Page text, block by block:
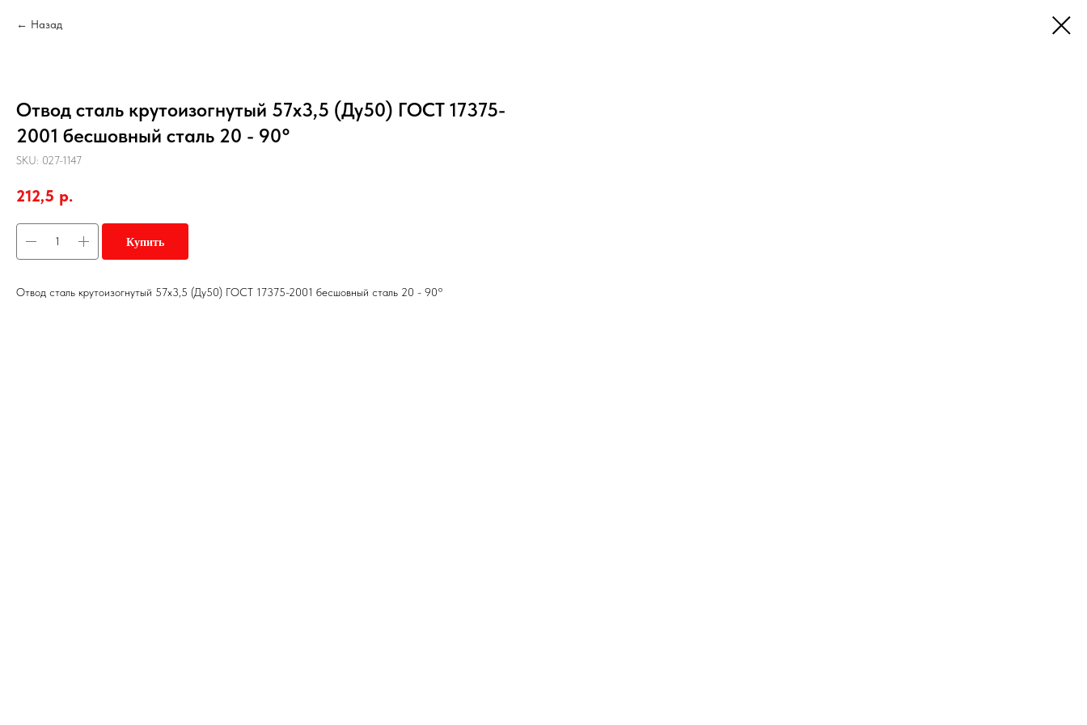
Назад
Отвод сталь крутоизогнутый 57х3,5 (Ду50) ГОСТ 17375-
2001 бесшовный сталь 20 - 90°
SKU: 027-1147
212,5 р.
Купить
Отвод сталь крутоизогнутый 57х3,5 (Ду50) ГОСТ 17375-2001 бесшовный сталь 20 - 90°